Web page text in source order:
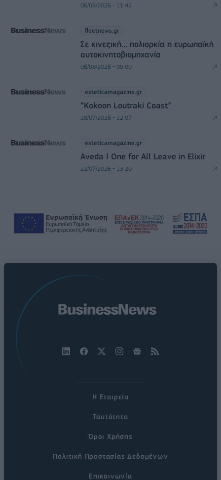
06/08/2026 - 11:42
fleetnews.gr
Σε κινεζική… πολιορκία η ευρωπαϊκή
αυτοκινητοβιομηχανία
06/08/2026 - 05:00
esteticamagazine.gr
“Kokoon Loutraki Coast”
28/07/2026 - 12:07
esteticamagazine.gr
Aveda I One for All Leave in Elixir
22/07/2026 - 13:20
Η Εταιρεία
Ταυτότητα
Όροι Χρήσης
Πολιτική Προστασίας Δεδομένων
Επικοινωνία